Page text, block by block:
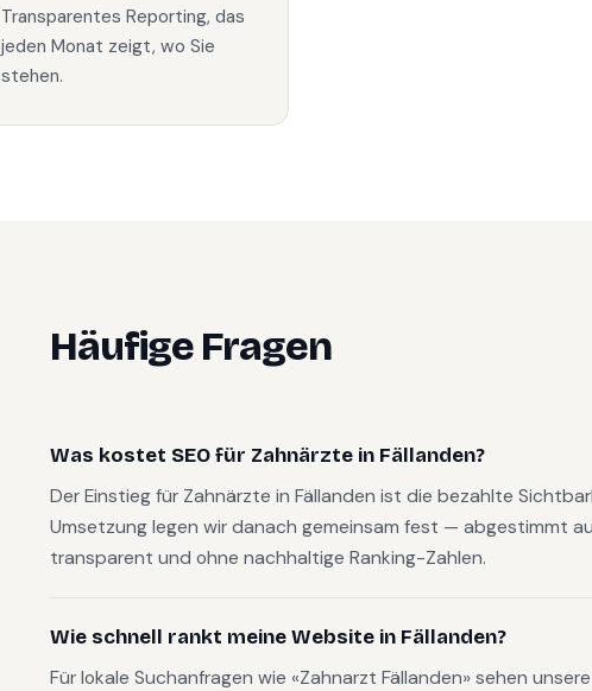
Transparentes Reporting, das
jeden Monat zeigt, wo Sie
stehen.
Häufige Fragen
Was kostet SEO für Zahnärzte in Fällanden?
Der Einstieg für Zahnärzte in Fällanden ist die bezahlte
Umsetzung legen wir danach gemeinsam fest — abgestimmt
transparent und ohne nachhaltige Ranking-Zahlen.
Wie schnell rankt meine Website in Fällanden?
Für lokale Suchanfragen wie «Zahnarzt Fällanden» sehen